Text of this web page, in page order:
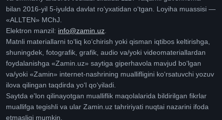
bilan 2016-yil 5-iyulda davlat roʻyxatidan oʻtgan. Loyiha muassisi —
«ALLTEN» MChJ.
Elektron manzil: info@zamin.uz
Matnli materiallarni toʻliq koʻchirish yoki qisman iqtibos keltirishga,
shuningdek, fotografik, grafik, audio va/yoki videomateriallardan
foydalanishga «Zamin.uz» saytiga giperhavola mavjud boʻlgan
va/yoki «Zamin» internet-nashrining muallifligini koʻrsatuvchi yozuv
ilova qilingan taqdirda yoʻl qoʻyiladi.
Saytda e'lon qilinayotgan mualliflik maqolalarida bildirilgan fikrlar
muallifga tegishli va ular Zamin.uz tahririyati nuqtai nazarini ifoda
etmasligi mumkin.